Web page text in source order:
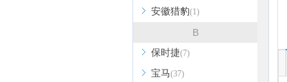
安徽猎豹(1)
B
保时捷(7)
宝马(37)